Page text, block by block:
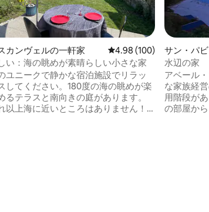
星中4.99つ星の平均評価
カンヴェルの一軒家 レビュー100件、5つ星中
4.98 (100)
い：海の眺めが素晴らしい小さな家
ユニークで静かな宿泊施設でリラッ
してください。180度の海の眺めが楽
るテラスと南向きの庭があります。
以上海に近いところはありません！
サン・パ
水辺の家
アベール
な家族経営の家。 ベニゲ
用階段があ
の部屋か